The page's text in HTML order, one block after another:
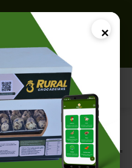
×
o Produto e Agregar Valor